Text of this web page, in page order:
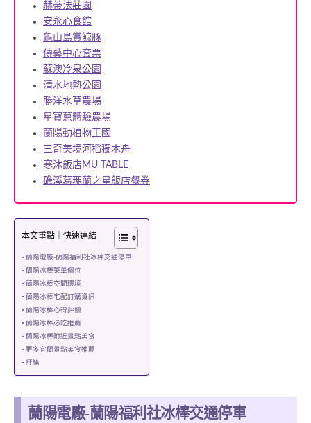
赫蒂法莊園
安永心食館
龜山島賞鯨豚
傳藝中心套票
蘇澳冷泉公園
清水地熱公園
勝洋水草農場
星寶蔥體驗農場
蘭陽動植物王國
三奇美境河稻獨木舟
寒沐飯店MU TABLE
礁溪葛瑪蘭之星飯店餐券
本文重點｜快速連結
蘭陽電廠-蘭陽福利社冰棒交通停車
蘭陽冰棒菜單價位
蘭陽冰棒空間環境
蘭陽冰棒宅配訂購資訊
蘭陽冰棒心得評價
蘭陽冰棒必吃推薦
蘭陽冰棒附近景點美食
更多宜蘭景點美食推薦
評論
蘭陽電廠-蘭陽福利社冰棒交通停車